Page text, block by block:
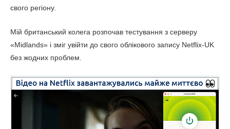
свого регіону.
Мій британський колега розпочав тестування з серверу
«Midlands» і зміг увійти до свого облікового запису Netflix-UK
без жодних проблем.